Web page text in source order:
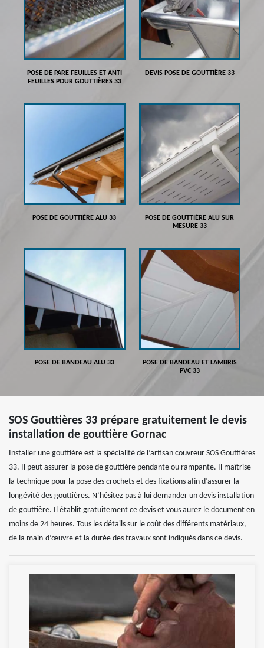
POSE DE PARE FEUILLES ET ANTI
FEUILLES POUR GOUTTIÈRES 33
DEVIS POSE DE GOUTTIÈRE 33
POSE DE GOUTTIÈRE ALU 33
POSE DE GOUTTIÈRE ALU SUR
MESURE 33
POSE DE BANDEAU ALU 33
POSE DE BANDEAU ET LAMBRIS
PVC 33
SOS Gouttières 33 prépare gratuitement le devis
installation de gouttière Gornac
Installer une gouttière est la spécialité de l’artisan couvreur SOS Gouttières
33. Il peut assurer la pose de gouttière pendante ou rampante. Il maîtrise
la technique pour la pose des crochets et des fixations afin d’assurer la
longévité des gouttières. N’hésitez pas à lui demander un devis installation
de gouttière. Il établit gratuitement ce devis et vous aurez le document en
moins de 24 heures. Tous les détails sur le coût des différents matériaux,
de la main-d’œuvre et la durée des travaux sont indiqués dans ce devis.